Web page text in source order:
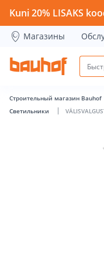
VÄLISVALGUSTI IMRA
Kuni 20% LISAKS
Магазины
Строительный магазин Bauhof
Светильники